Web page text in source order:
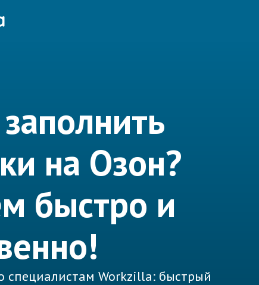
на Озон?
быстро и
специалистам Workzilla: быстрый